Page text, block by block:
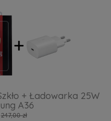
+ Ładowarka 25W
A36
247,00 zł